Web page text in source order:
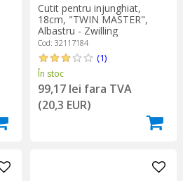
Cutit pentru injunghiat,
18cm, "TWIN MASTER",
Albastru - Zwilling
Cod: 32117184
(1)
În stoc
99,17 lei fara TVA
(20,3 EUR)